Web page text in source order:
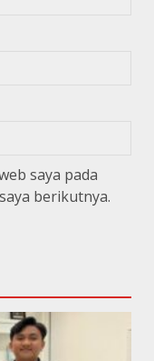
saya pada
berikutnya.